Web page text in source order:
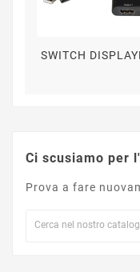
SWITCH
Ci scusiamo per
Prova a fare